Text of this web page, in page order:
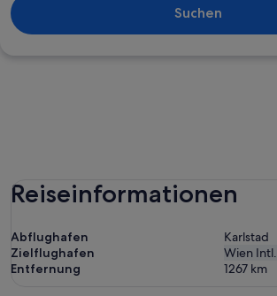
Suchen
Reiseinformationen
Abflughafen
Karlstad
Zielflughafen
Wien Intl.
Entfernung
1267 km